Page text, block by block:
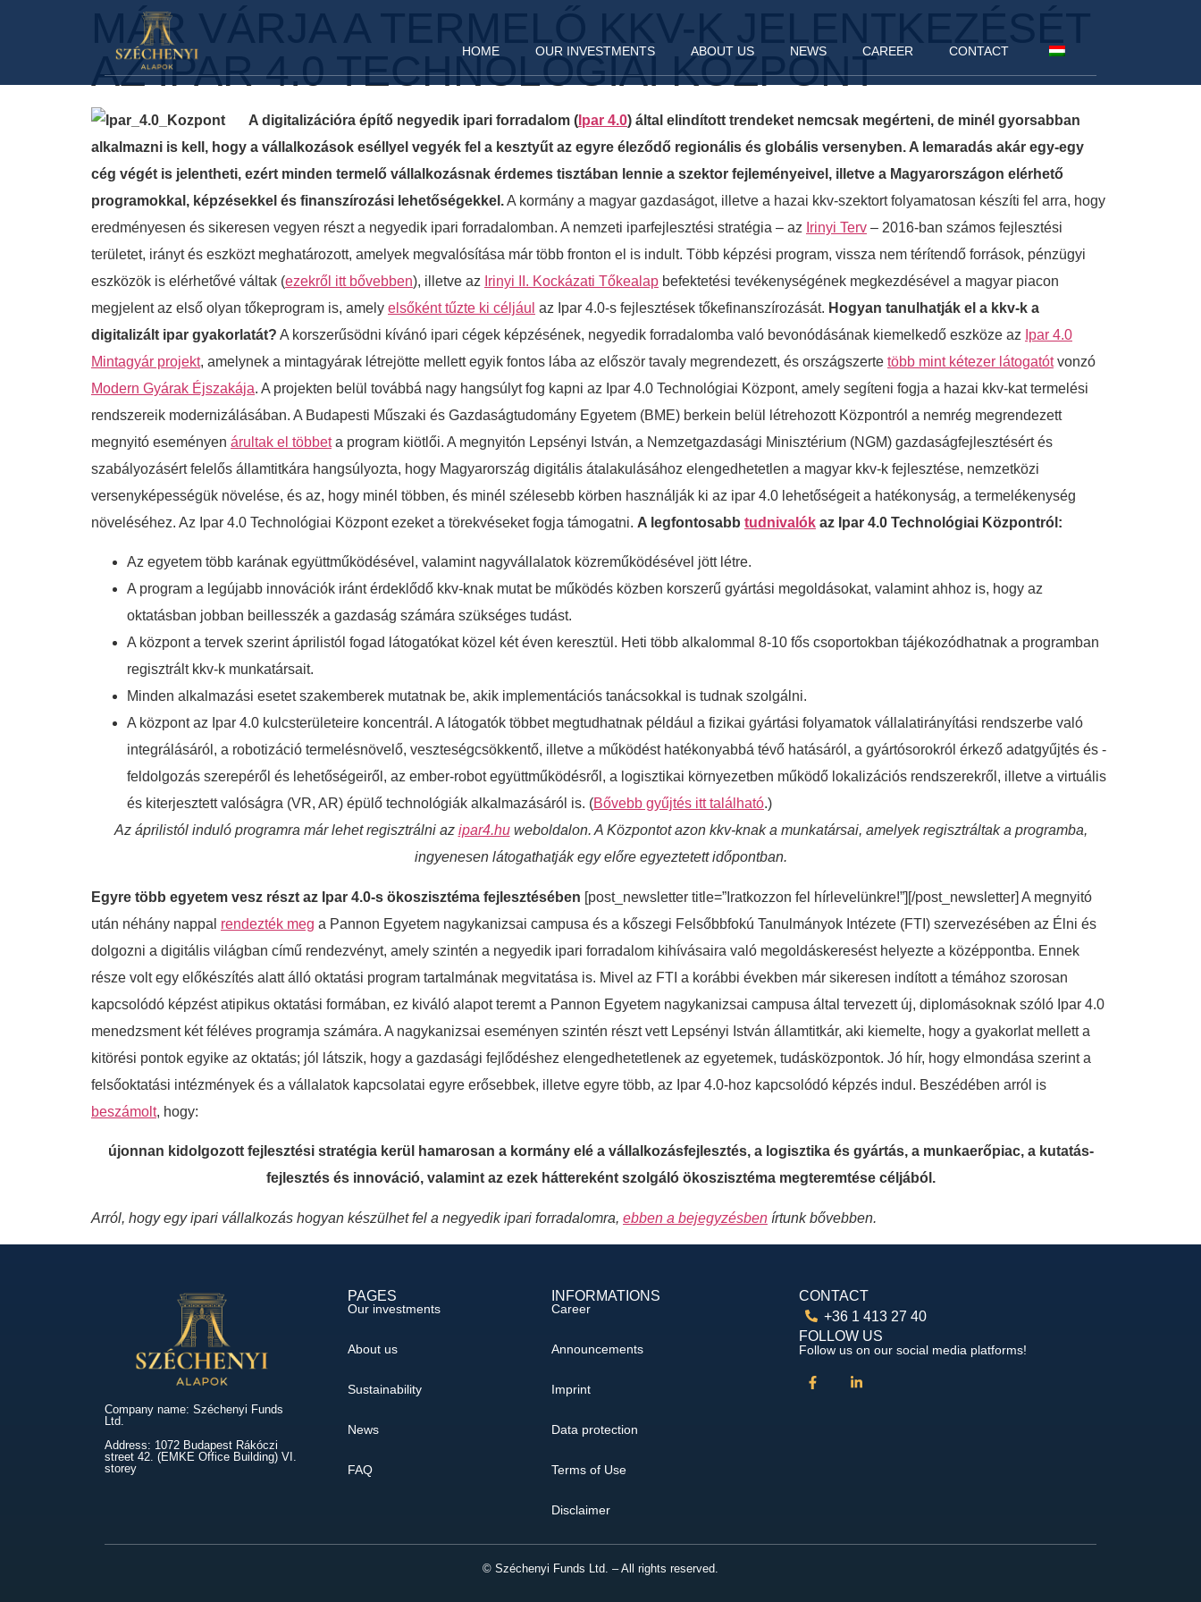
HOME OUR INVESTMENTS ABOUT US NEWS CAREER CONTACT
MÁR VÁRJA A TERMELŐ KKV-K JELENTKEZÉSÉT
AZ IPAR 4.0 TECHNOLÓGIAI KÖZPONT
A digitalizációra építő negyedik ipari forradalom ( Ipar 4.0) által elindított trendeket nemcsak megérteni, de minél gyorsabban
alkalmazni is kell, hogy a vállalkozások eséllyel vegyék fel a kesztyűt az egyre éleződő regionális és globális versenyben. A lemaradás akár egy-egy
cég végét is jelentheti, ezért minden termelő vállalkozásnak érdemes tisztában lennie a szektor fejleményeivel, illetve a Magyarországon elérhető
programokkal, képzésekkel és finanszírozási lehetőségekkel.A kormány a magyar gazdaságot, illetve a hazai kkv-szektort folyamatosan készíti fel arra, hogy
eredményesen és sikeresen vegyen részt a negyedik ipari forradalomban. A nemzeti iparfejlesztési stratégia – az Irinyi Terv – 2016-ban számos fejlesztési
területet, irányt és eszközt meghatározott, amelyek megvalósítása már több fronton el is indult. Több képzési program, vissza nem térítendő források, pénzügyi
eszközök is elérhetővé váltak (ezekről itt bővebben), illetve az Irinyi II. Kockázati Tőkealap befektetési tevékenységének megkezdésével a magyar piacon
megjelent az első olyan tőkeprogram is, amely elsőként tűzte ki céljául az Ipar 4.0-s fejlesztések tőkefinanszírozását. Hogyan tanulhatják el a kkv-k a
digitalizált ipar gyakorlatát? A korszerűsödni kívánó ipari cégek képzésének, negyedik forradalomba való bevonódásának kiemelkedő eszköze az Ipar 4.0
Mintagyár projekt, amelynek a mintagyárak létrejötte mellett egyik fontos lába az először tavaly megrendezett, és országszerte több mint kétezer látogatótvonzó
Modern Gyárak Éjszakája. A projekten belül továbbá nagy hangsúlyt fog kapni az Ipar 4.0 Technológiai Központ, amely segíteni fogja a hazai kkv-kat termelési
rendszereik modernizálásában. A Budapesti Műszaki és Gazdaságtudomány Egyetem (BME) berkein belül létrehozott Központról a nemrég megrendezett
megnyitó eseményen árultak el többeta program kiötlői. A megnyitón Lepsényi István, a Nemzetgazdasági Minisztérium (NGM) gazdaságfejlesztésért és
szabályozásért felelős államtitkára hangsúlyozta, hogy Magyarország digitális átalakulásához elengedhetetlen a magyar kkv-k fejlesztése, nemzetközi
versenyképességük növelése, és az, hogy minél többen, és minél szélesebb körben használják ki az ipar 4.0 lehetőségeit a hatékonyság, a termelékenység
növeléséhez. Az Ipar 4.0 Technológiai Központ ezeket a törekvéseket fogja támogatni. A legfontosabb tudnivalók az Ipar 4.0 Technológiai Központról:
Az egyetem több karának együttműködésével, valamint nagyvállalatok közreműködésével jött létre.
A program a legújabb innovációk iránt érdeklődő kkv-knak mutat be működés közben korszerű gyártási megoldásokat, valamint ahhoz is, hogy az
oktatásban jobban beillesszék a gazdaság számára szükséges tudást.
A központ a tervek szerint áprilistól fogad látogatókat közel két éven keresztül. Heti több alkalommal 8-10 fős csoportokban tájékozódhatnak a programban
regisztrált kkv-k munkatársait.
Minden alkalmazási esetet szakemberek mutatnak be, akik implementációs tanácsokkal is tudnak szolgálni.
A központ az Ipar 4.0 kulcsterületeire koncentrál. A látogatók többet megtudhatnak például a fizikai gyártási folyamatok vállalatirányítási rendszerbe való
integrálásáról, a robotizáció termelésnövelő, veszteségcsökkentő, illetve a működést hatékonyabbá tévő hatásáról, a gyártósorokról érkező adatgyűjtés és -
feldolgozás szerepéről és lehetőségeiről, az ember-robot együttműködésről, a logisztikai környezetben működő lokalizációs rendszerekről, illetve a virtuális
és kiterjesztett valóságra (VR, AR) épülő technológiák alkalmazásáról is. (Bővebb gyűjtés itt található.)
Az áprilistól induló programra már lehet regisztrálni az ipar4.huweboldalon. A Központot azon kkv-knak a munkatársai, amelyek regisztráltak a programba,
ingyenesen látogathatják egy előre egyeztetett időpontban.
Egyre több egyetem vesz részt az Ipar 4.0-s ökoszisztéma fejlesztésében [post_newsletter title=”Iratkozzon fel hírlevelünkre!”][/post_newsletter] A megnyitó
után néhány nappal rendezték meg a Pannon Egyetem nagykanizsai campusa és a kőszegi Felsőbbfokú Tanulmányok Intézete (FTI) szervezésében az Élni és
dolgozni a digitális világban című rendezvényt, amely szintén a negyedik ipari forradalom kihívásaira való megoldáskeresést helyezte a középpontba. Ennek
része volt egy előkészítés alatt álló oktatási program tartalmának megvitatása is. Mivel az FTI a korábbi években már sikeresen indított a témához szorosan
kapcsolódó képzést atipikus oktatási formában, ez kiváló alapot teremt a Pannon Egyetem nagykanizsai campusa által tervezett új, diplomásoknak szóló Ipar 4.0
menedzsment két féléves programja számára. A nagykanizsai eseményen szintén részt vett Lepsényi István államtitkár, aki kiemelte, hogy a gyakorlat mellett a
kitörési pontok egyike az oktatás; jól látszik, hogy a gazdasági fejlődéshez elengedhetetlenek az egyetemek, tudásközpontok. Jó hír, hogy elmondása szerint a
felsőoktatási intézmények és a vállalatok kapcsolatai egyre erősebbek, illetve egyre több, az Ipar 4.0-hoz kapcsolódó képzés indul. Beszédében arról is
beszámolt, hogy:
újonnan kidolgozott fejlesztési stratégia kerül hamarosan a kormány elé a vállalkozásfejlesztés, a logisztika és gyártás, a ­munkaerőpiac, a kutatás-
fejlesztés és innováció, valamint az ezek háttereként szolgáló ökoszisztéma megteremtése céljából.
Arról, hogy egy ipari vállalkozás hogyan készülhet fel a negyedik ipari forradalomra, ebben a bejegyzésben írtunk bővebben.
Company name: Széchenyi Funds
Ltd.
Address: 1072 Budapest Rákóczi
street 42. (EMKE Office Building) VI.
storey
PAGES
Our investments
About us
Sustainability
News
FAQ
INFORMATIONS
Career
Announcements
Imprint
Data protection
Terms of Use
Disclaimer
CONTACT
+36 1 413 27 40
FOLLOW US
Follow us on our social media platforms!
© Széchenyi Funds Ltd. – All rights reserved.